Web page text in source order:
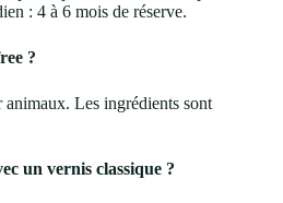
: 4 à 6 mois de réserve.
?
animaux. Les ingrédients sont
un vernis classique ?